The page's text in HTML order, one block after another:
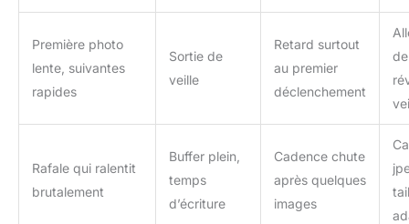
Première photo
lente, suivantes
rapides
Sortie de
veille
Retard surtout
au premier
déclenchement
Rafale qui ralentit
brutalement
Buffer plein,
temps
d’écriture
Cadence chute
après quelques
images